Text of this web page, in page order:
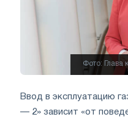
Фото: Глава
Ввод в эксплуатацию
— 2» зависит «от